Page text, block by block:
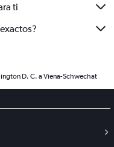
ti
D. C. a Viena-Schwechat